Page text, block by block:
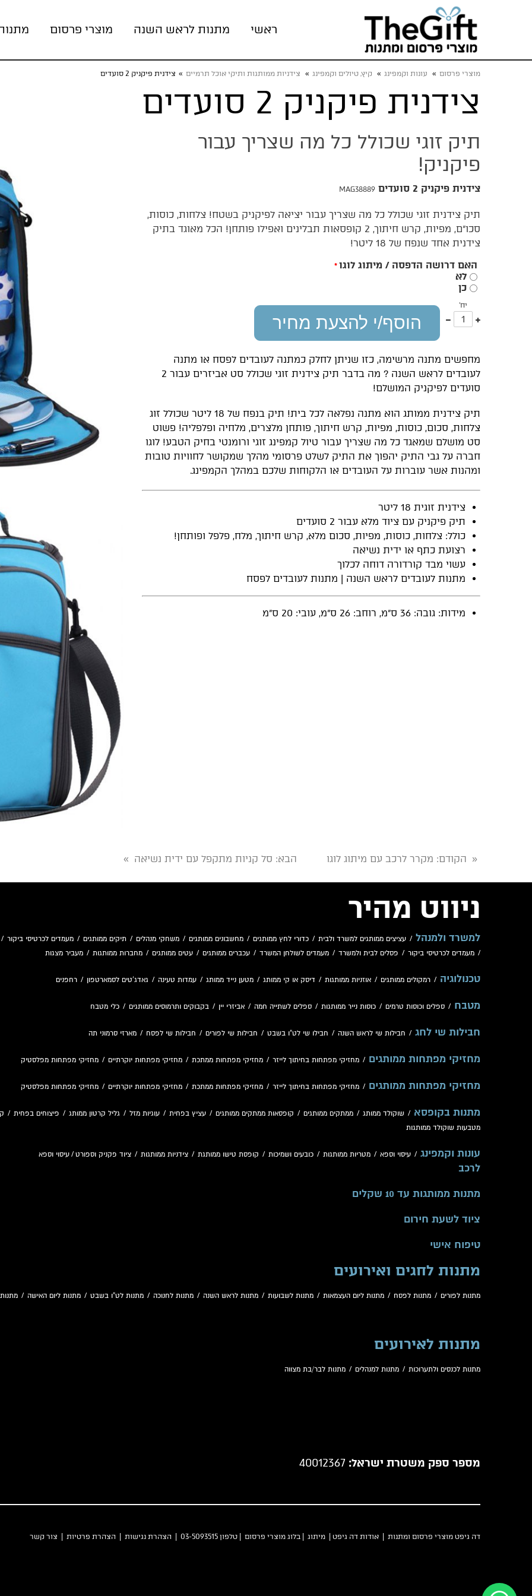
ראשי מתנות לראש השנה מוצרי פרסום
מוצרי פרסום » עונות וקמפינג » קיץ, טיולים וקמפינג » צידניות ממותגות ותיקי אוכל תרמיים » צידנית פיקניק 2 סועדים
צידנית פיקניק 2 סועדים
תיק זוגי שכולל כל מה שצריך עבור
פיקניק!
צידנית פיקניק 2 סועדים MAG38889
תיק צידנית זוגי שכולל כל מה שצריך עבור יציאה לפיקניק בשטח! צלחות, כוסות,
סכו"ם, מפיות, קרש חיתוך, 2 קופסאות תבלינים ואפילו פותחן! הכל מאוגד בתיק
צידנית אחד שנפח של 18 ליטר!
האם דרושה הדפסה / מיתוג לוגו *
לא
כן
יח'
עוד
אחד
הוסף/י להצעת מחיר
מחפשים מתנה מרשימה, כזו שניתן לחלק כמתנה לעובדים לפסח או מתנה
לעובדים לראש השנה ? מה בדבר תיק צידנית זוגי שכולל סט אביזרים עבור 2
סועדים לפיקניק המושלם!
תיק צידנית ממותג הוא מתנה נפלאה לכל בית! תיק בנפח של 18 ליטר שכולל זוג
צלחות, סכום, כוסות, מפיות, קרש חיתוך, פותחן מלצרים, מלחיה ופלפליה! פשוט
סט מושלם שמאגד כל מה שצריך עבור טיול קמפינג זוגי ורומנטי בחיק הטבע! לוגו
חברה על גבי התיק יהפוך את התיק לשלט פרסומי מהלך שמקושר לחוויות טובות
ומהנות אשר עוברות על העובדים או הלקוחות שלכם במהלך הקמפינג.
צידנית זוגית 18 ליטר
תיק פיקניק עם ציוד מלא עבור 2 סועדים
כולל: צלחות, כוסות, מפיות, סכום מלא, קרש חיתוך, מלח, פלפל ופותחן!
רצועת כתף או ידית נשיאה
עשוי מבד קורדורה דוחה לכלוך
מתנות לעובדים לראש השנה | מתנות לעובדים לפסח
מידות: גובה: 36 ס"מ, רוחב: 26 ס"מ, עובי: 20 ס"מ
« הקודם: מקרר לרכב עם מיתוג לוגו הבא: סל קניות מתקפל עם ידית נשיאה »
ניווט מהיר
למשרד ולמנהל / עציצים ממותגים למשרד ולבית / כדורי לחץ ממותגים / מחשבונים ממותגים / משחקי מנהלים / תיקים ממותגים / מעמדים לכרטיסי ביקור
/ מעמדים לכרטיסי ביקור / פסלים לבית ולמשרד / מעמדים לשולחן המשרד / עכברים ממותגים / עטים ממותגים / מחברות ממותגות / מעביר מצגות
טכנולוגיה / רמקולים ממותגים / אוזניות ממותגות / דיסק או קי ממותג / מטען נייד ממותג / עמדות טעינה / גאדג'טים לסמארטפון / רחפנים
מטבח / ספלים וכוסות טרמים / כוסות נייר ממותגות / ספלים לשתייה חמה / אביזרי יין / בקבוקים ותרמוסים ממותגים / כלי מטבח
חבילות שי לחג / חבילות שי לראש השנה / חבילו שי לט"ו בשבט / חבילות שי לפורים / חבילות שי לפסח / מארזי סרמוני תה
מחזיקי מפתחות ממותגים / מחזיקי מפתחות בחיתוך לייזר / מחזיקי מפתחות ממתכת / מחזיקי מפתחות יוקרתיים / מחזיקי מפתחות מפלסטיק
מחזיקי מפתחות ממותגים / מחזיקי מפתחות בחיתוך לייזר / מחזיקי מפתחות ממתכת / מחזיקי מפתחות יוקרתיים / מחזיקי מפתחות מפלסטיק
מתנות בקופסא / שוקולד ממותג / ממתקים ממותגים / קופסאות ממתקים ממותגים / עציץ בפחית / עוגיות מזל / גליל קרטון ממותג / פיצוחים בפחית /
מטבעות שוקולד ממותגות
עונות וקמפינג / עיסוי וספא / מטריות ממותגות / כובעים ושמיכות / קופסת טישו ממותגת / צידניות ממותגות / ציוד פקניק וספורט / עיסוי וספא
לרכב
מתנות ממותגות עד 10 שקלים
ציוד לשעת חירום
טיפוח אישי
מתנות לחגים ואירועים
מתנות לפורים / מתנות לפסח / מתנות ליום העצמאות / מתנות לשבועות / מתנות לראש השנה / מתנות לחנוכה / מתנות לט"ו בשבט / מתנות ליום האישה /
מתנות לאירועים
מתנות לכנסים ולתערוכות / מתנות למנהלים / מתנות לבר/בת מצווה
מספר ספק משטרת ישראל:
דה גיפט מוצרי פרסום ומתנות | אודות דה גיפט מיתוג בלוג מוצרי פרסום | טלפון 03-5093515 | הצהרת נגישות הצהרת פרטיות צור קשר